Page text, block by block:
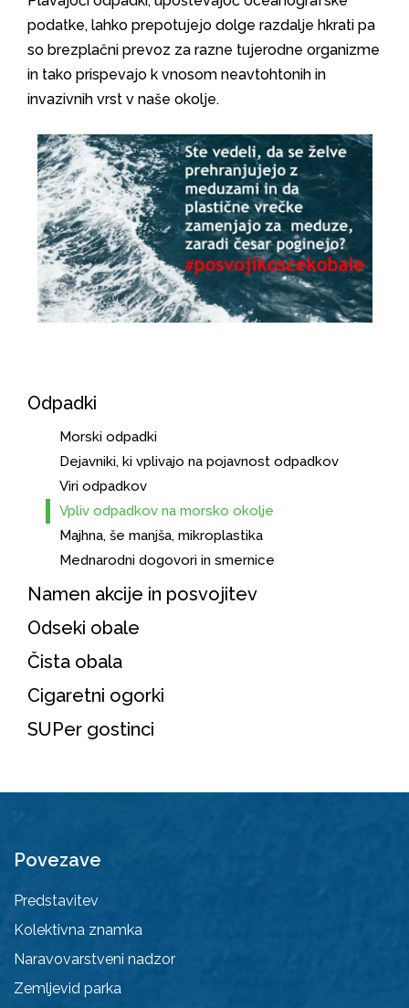
podatke, lahko prepotujejo dolge razdalje hkrati pa
so brezplačni prevoz za razne tujerodne organizme
in tako prispevajo k vnosom neavtohtonih in
invazivnih vrst v naše okolje.
Odpadki
Morski odpadki
Dejavniki, ki vplivajo na pojavnost odpadkov
Viri odpadkov
Vpliv odpadkov na morsko okolje
Majhna, še manjša, mikroplastika
Mednarodni dogovori in smernice
Namen akcije in posvojitev
Odseki obale
Čista obala
Cigaretni ogorki
SUPer gostinci
Povezave
Predstavitev
Kolektivna znamka
Naravovarstveni nadzor
Zemljevid parka